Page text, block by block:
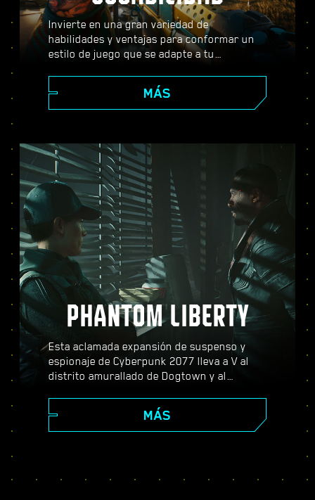
Invierte en una gran variedad de
habilidades y ventajas para conformar un
estilo de juego que se adapte a tu
hackeo e implantes corporales que se
pueden subir de nivel para convertirte en el
mejor mercenario de la ciudad. Entabla
enemigos desde lejos o infíltrate con sigilo
en lugares fuertemente vigilados.
MÁS
PHANTOM LIBERTY
Esta aclamada expansión de suspenso y
espionaje de Cyberpunk 2077 lleva a V al
distrito amurallado de Dogtown y al
en agente secreto y vive una apasionante
historia repleta de giros dramáticos y
decisiones que cambiarán tu destino;
dinámicas misiones de mundo abierto,
MÁS